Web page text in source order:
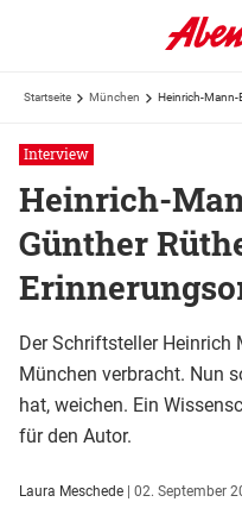
Startseite München Heinrich-Mann-
Interview
Heinrich-
Günther
Der Schriftsteller Heinrich
München verbracht. Nun
hat, weichen. Ein
für den Autor.
Laura Meschede 02. September